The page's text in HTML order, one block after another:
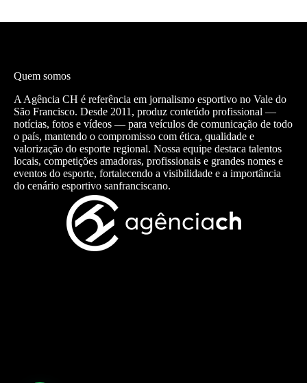
Quem somos
A Agência CH é referência em jornalismo esportivo no Vale do
São Francisco. Desde 2011, produz conteúdo profissional —
notícias, fotos e vídeos — para veículos de comunicação de todo
o país, mantendo o compromisso com ética, qualidade e
valorização do esporte regional. Nossa equipe destaca talentos
locais, competições amadoras, profissionais e grandes nomes e
eventos do esporte, fortalecendo a visibilidade e a importância
do cenário esportivo sanfranciscano.